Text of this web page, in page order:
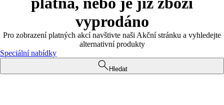
vyprodáno
Pro zobrazení platných akcí navštivte naši Akční stránku a vyhledejte
alternativní produkty
Speciální nabídky
Hledat